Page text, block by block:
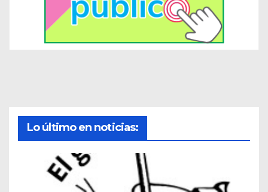
Lo último en noticias: